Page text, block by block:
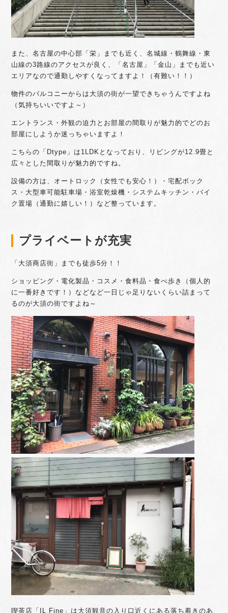
また、名古屋の中心部「栄」までも近く、名城線・鶴舞線・東
山線の3路線のアクセスが良く、「名古屋」「金山」までも近い
エリアなので通勤しやすくなってますよ！（有難い！！）
物件のバルコニーからは大須の街が一望できちゃうんですよね
（気持ちいいですよ～）
エントランス・外観の迫力とお部屋の間取りが魅力的でどのお
部屋にしようか迷っちゃいますよ！
こちらの「Dtype」は1LDKとなっており、リビングが12.9畳と
広々とした間取りが魅力的ですね。
設備の方は、オートロック（女性でも安心！）・宅配ボック
ス・大型車可能駐車場・浴室乾燥機・システムキッチン・バイ
ク置場（通勤に嬉しい！）など整っています。
プライベートが充実
「大須商店街」までも徒歩5分！！
ショッピング・電化製品・コスメ・食料品・食べ歩き（個人的
に一番好きです！）などなど一日じゃ足りないくらい詰まって
るのが大須の街ですよね～
喫茶店「IL Fine」は大須観音の入り口近くにある落ち着きのあ